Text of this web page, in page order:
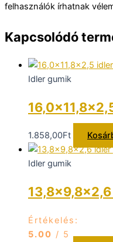
felhasználók írhatnak
Kapcsolódó
Idler gumik
1.858,00Ft
Idler gumik
Értékelés:
5.00 / 5